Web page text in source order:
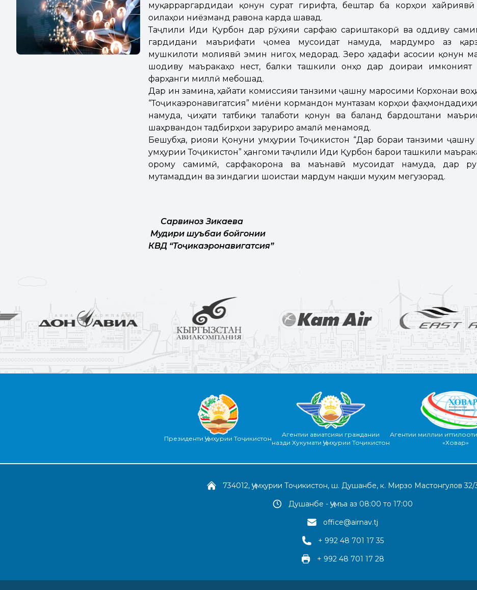
муқарраргардидаи қонун сурат гирифта, бештар ба корҳои
оилаҳои ниёзманд равона карда шавад.
Таҷлили Иди Қурбон дар рӯҳияи сарфаю сариштакорӣ ва оддиву
гардидани маърифати ҷомеа мусоидат намуда, мардумро аз
мушкилоти молиявӣ эмин нигоҳ медорад. Зеро ҳадафи асосии қонун
шодиву маъракаҳо нест, балки ташкили онҳо дар доираи
фарҳанги миллӣ мебошад.
Дар ин замина, ҳайати комиссияи танзими ҷашну маросими Корхонаи
“Тоҷикаэронавигатсия” миёни кормандон мунтазам корҳои
намуда, ҷиҳати татбиқи талаботи қонун ва баланд бардоштани
шаҳрвандон тадбирҳои заруриро амалӣ менамояд.
Бешубҳа, риояи Қонуни Ҷумҳурии Тоҷикистон “Дар бораи танзими
Ҷумҳурии Тоҷикистон” ҳангоми таҷлили Иди Қурбон барои ташкили
орому самимӣ, сарфакорона ва маънавӣ мусоидат намуда, дар
мутамаддин ва зиндагии шоистаи мардум нақши муҳим мегузорад.
Сарвиноз Зикаева
Мудири шуъбаи бойгонии
КВД “Тоҷикаэронавигатсия”
Президенти Ҷумҳурии Тоҷикистон
Агентии авиатсияи граждании
назди Хукумати Ҷумҳурии Тоҷикистон
Агентии миллии
«Ховар»
734012, Ҷумҳурии Тоҷикистон, ш. Душанбе, к. Мирзо Мастонгулов 32/
Душанбе - Ҷумъа аз 08:00 то 17:00
office@airnav.tj
+ 992 48 701 17 35
+ 992 48 701 17 28